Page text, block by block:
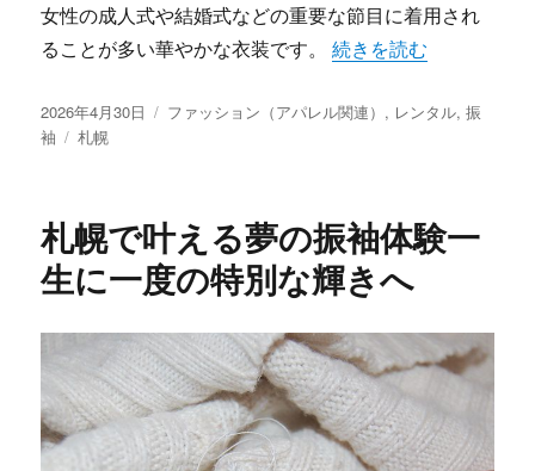
女性の成人式や結婚式などの重要な節目に着用され
ることが多い華やかな衣装です。“札幌で見つける自分
続きを読む
投
稿
2026年4月30日
カ
ファッション（アパレル関連） , レンタル,振
袖
タ
札幌
札幌で叶える夢の振袖体験一
生に一度の特別な輝きへ